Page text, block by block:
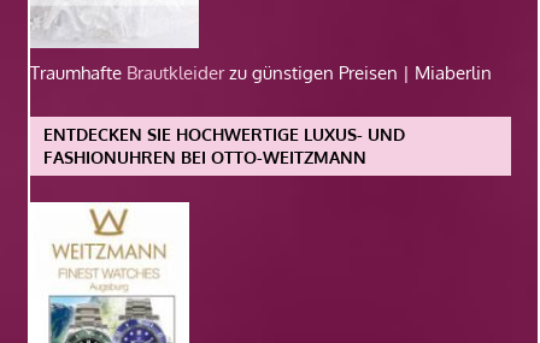
Traumhafte Brautkleiderzu günstigen Preisen | Miaberlin
ENTDECKEN SIE HOCHWERTIGE LUXUS- UND
FASHIONUHREN BEI OTTO-WEITZMANN